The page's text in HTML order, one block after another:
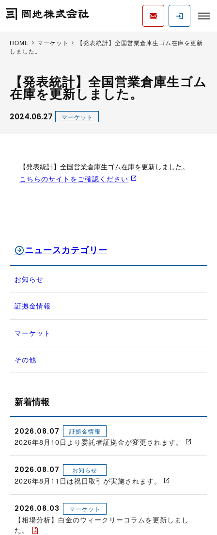
HOME マーケット
【発表統計】全国営業倉庫生ゴム在庫を更新
しました。
【発表統計】全国営業倉庫生ゴム
在庫を更新しました。
2024.06.27 マーケット
【発表統計】全国営業倉庫生ゴム在庫を更新しました。
こちらのサイトをご確認ください
ニュースカテゴリー
お知らせ
証拠金情報
マーケット
その他
新着情報
2026.08.07 証拠金情報
2026年8月10日より委託者証拠金が変更されます。
2026.08.07 お知らせ
2026年8月11日は祝日取引が実施されます。
2026.08.03 マーケット
【相場分析】白金のウィークリーコラムを更新しまし
た。